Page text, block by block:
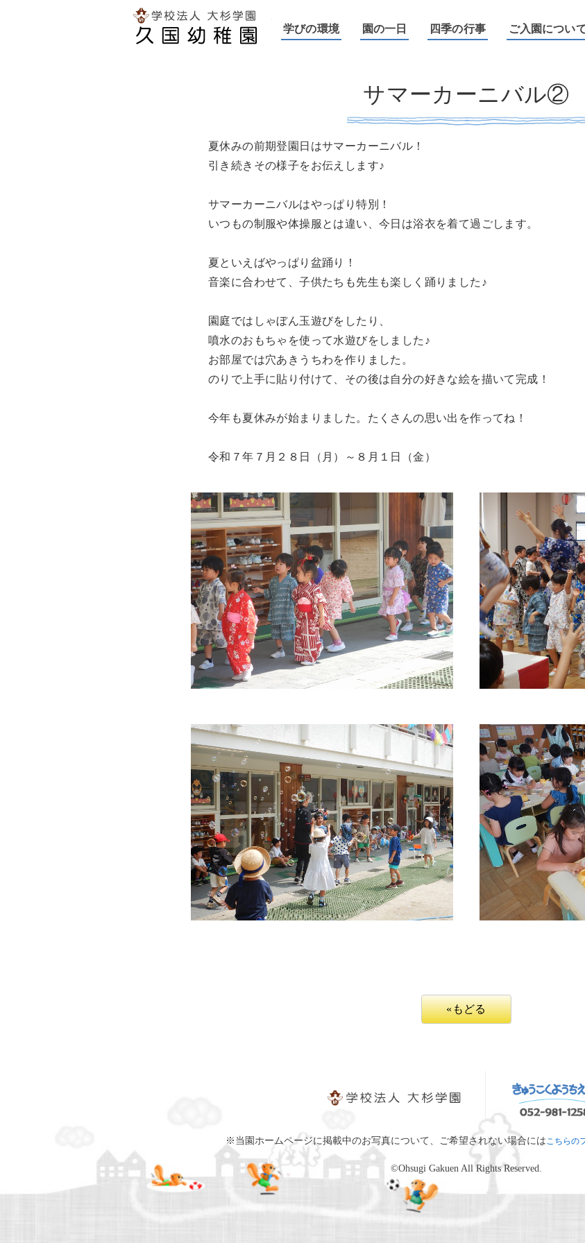
学びの環境 園の一日 四季の行事 ご入園につい
サマーカーニバル②
夏休みの前期登園日はサマーカーニバル！
引き続きその様子をお伝えします♪
サマーカーニバルはやっぱり特別！
いつもの制服や体操服とは違い、今日は浴衣を着て過ごします。
夏といえばやっぱり盆踊り！
音楽に合わせて、子供たちも先生も楽しく踊りました♪
園庭ではしゃぼん玉遊びをしたり、
噴水のおもちゃを使って水遊びをしました♪
お部屋では穴あきうちわを作りました。
のりで上手に貼り付けて、その後は自分の好きな絵を描いて完成！
今年も夏休みが始まりました。たくさんの思い出を作ってね！
令和７年７月２８日（月）～８月１日（金）
«もどる
※当園ホームページに掲載中のお写真について、ご希望されない場合にはこちらの
©Ohsugi Gakuen All Rights Reserved.